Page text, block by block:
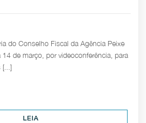
do Conselho Fiscal da Agência Peixe
de março, por videoconferência, para
[...]
LEIA